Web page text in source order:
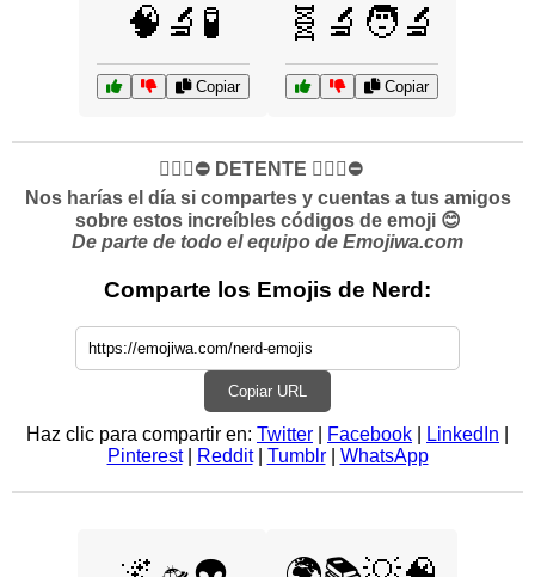
🧠🔬🧪
Copiar
🧬🔬🧑‍🔬
Copiar
✋🏻🛑⛔️ DETENTE ✋🏻🛑⛔️
Nos harías el día si compartes y cuentas a tus amigos
sobre estos increíbles códigos de emoji 😊
De parte de todo el equipo de Emojiwa.com
Comparte los Emojis de Nerd:
Copiar URL
Haz clic para compartir en: Twitter Facebook LinkedIn
Pinterest| Reddit| Tumblr| WhatsApp